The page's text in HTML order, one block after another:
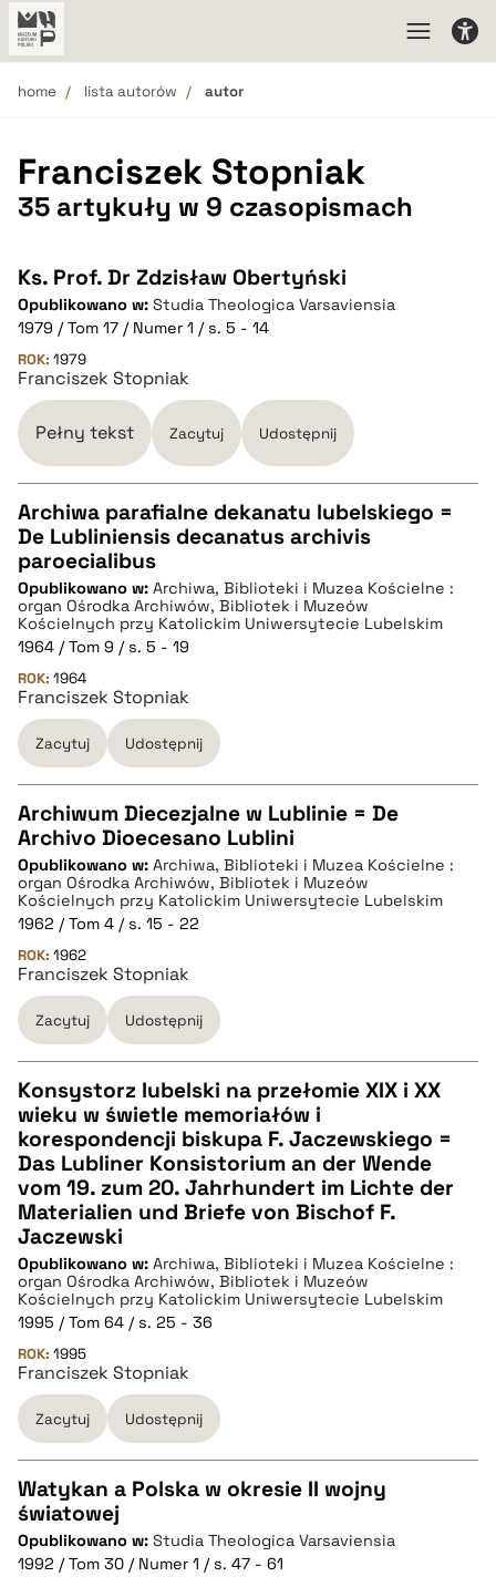
home lista autorów autor
Franciszek Stopniak
35 artykuły w 9 czasopismach
Ks. Prof. Dr Zdzisław Obertyński
Opublikowano w: Studia Theologica Varsaviensia
1979 / Tom 17 / Numer 1 / s. 5 - 14
ROK: 1979
Franciszek Stopniak
Pełny tekst Zacytuj Udostępnij
CZYSTY TEKST
pobierz cytat
BIBTEX
pobierz cytat
Archiwa parafialne dekanatu lubelskiego =
De Lubliniensis decanatus archivis
paroecialibus
Opublikowano w: Archiwa, Biblioteki i Muzea Kościelne :
organ Ośrodka Archiwów, Bibliotek i Muzeów
Kościelnych przy Katolickim Uniwersytecie Lubelskim
1964 / Tom 9 / s. 5 - 19
ROK: 1964
Franciszek Stopniak
Zacytuj Udostępnij
CZYSTY TEKST
pobierz cytat
BIBTEX
pobierz cytat
Archiwum Diecezjalne w Lublinie = De
Archivo Dioecesano Lublini
Opublikowano w: Archiwa, Biblioteki i Muzea Kościelne :
organ Ośrodka Archiwów, Bibliotek i Muzeów
Kościelnych przy Katolickim Uniwersytecie Lubelskim
1962 / Tom 4 / s. 15 - 22
ROK: 1962
Franciszek Stopniak
Zacytuj Udostępnij
CZYSTY TEKST
pobierz cytat
BIBTEX
pobierz cytat
Konsystorz lubelski na przełomie XIX i XX
wieku w świetle memoriałów i
korespondencji biskupa F. Jaczewskiego =
Das Lubliner Konsistorium an der Wende
vom 19. zum 20. Jahrhundert im Lichte der
Materialien und Briefe von Bischof F.
Jaczewski
Opublikowano w: Archiwa, Biblioteki i Muzea Kościelne :
organ Ośrodka Archiwów, Bibliotek i Muzeów
Kościelnych przy Katolickim Uniwersytecie Lubelskim
1995 / Tom 64 / s. 25 - 36
ROK: 1995
Franciszek Stopniak
Zacytuj Udostępnij
CZYSTY TEKST
Watykan a Polska w okresie II wojny
światowej
Opublikowano w: Studia Theologica Varsaviensia
1992 / Tom 30 / Numer 1 / s. 47 - 61